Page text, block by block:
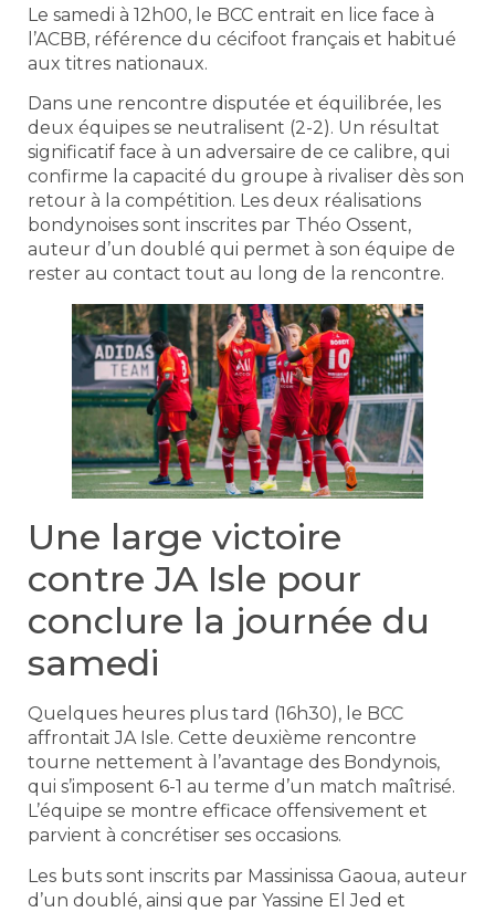
Le samedi à 12h00, le BCC entrait en lice face à
l’ACBB, référence du cécifoot français et habitué
aux titres nationaux.
Dans une rencontre disputée et équilibrée, les
deux équipes se neutralisent (2-2). Un résultat
significatif face à un adversaire de ce calibre, qui
confirme la capacité du groupe à rivaliser dès son
retour à la compétition. Les deux réalisations
bondynoises sont inscrites par Théo Ossent,
auteur d’un doublé qui permet à son équipe de
rester au contact tout au long de la rencontre.
Une large victoire
contre JA Isle pour
conclure la journée du
samedi
Quelques heures plus tard (16h30), le BCC
affrontait JA Isle. Cette deuxième rencontre
tourne nettement à l’avantage des Bondynois,
qui s’imposent 6-1 au terme d’un match maîtrisé.
L’équipe se montre efficace offensivement et
parvient à concrétiser ses occasions.
Les buts sont inscrits par Massinissa Gaoua, auteur
d’un doublé, ainsi que par Yassine El Jed et